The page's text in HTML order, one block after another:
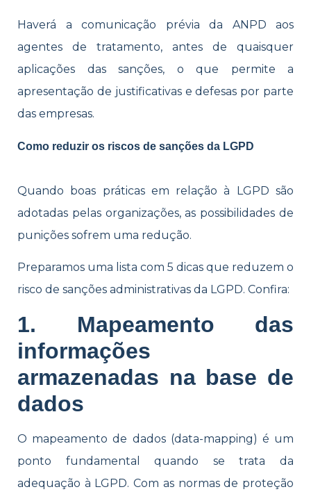
Haverá a comunicação prévia da ANPD aos
agentes de tratamento, antes de quaisquer
aplicações das sanções, o que permite a
apresentação de justificativas e defesas por parte
das empresas.
Como reduzir os riscos de sanções da LGPD
Quando boas práticas em relação à LGPD são
adotadas pelas organizações, as possibilidades de
punições sofrem uma redução.
Preparamos uma lista com 5 dicas que reduzem o
risco de sanções administrativas da LGPD. Confira:
1. Mapeamento das
informações
armazenadas na base de
dados
O mapeamento de dados (data-mapping) é um
ponto fundamental quando se trata da
adequação à LGPD. Com as normas de proteção